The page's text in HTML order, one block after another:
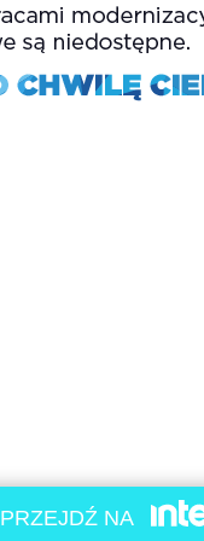
PRZEJDŹ NA